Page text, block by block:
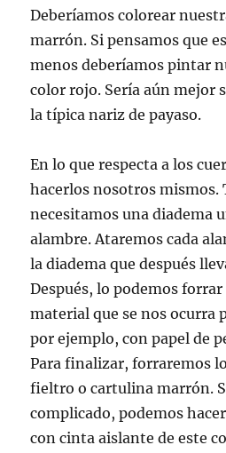
Deberíamos colorear
marrón. Si pensamos que
menos deberíamos pintar
color rojo. Sería aún mejor
la típica nariz de payaso.
En lo que respecta a los
hacerlos nosotros mismos.
necesitamos una diadema
alambre. Ataremos cada
la diadema que después
Después, lo podemos
material que se nos ocurra
por ejemplo, con papel de
Para finalizar, forraremos
fieltro o cartulina marrón.
complicado, podemos
con cinta aislante de este